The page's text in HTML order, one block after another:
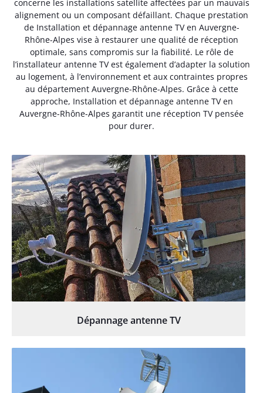
concerne les installations satellite affectées par un mauvais
alignement ou un composant défaillant. Chaque prestation
de Installation et dépannage antenne TV en Auvergne-
Rhône-Alpes vise à restaurer une qualité de réception
optimale, sans compromis sur la fiabilité. Le rôle de
l’installateur antenne TV est également d’adapter la solution
au logement, à l’environnement et aux contraintes propres
au département Auvergne-Rhône-Alpes. Grâce à cette
approche, Installation et dépannage antenne TV en
Auvergne-Rhône-Alpes garantit une réception TV pensée
pour durer.
Dépannage antenne TV